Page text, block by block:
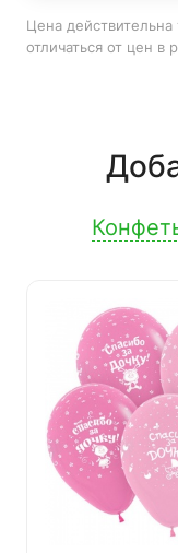
Цена
отличаться от цен в